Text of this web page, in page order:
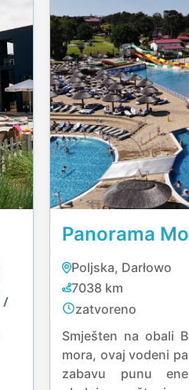
/
Panorama
Poljska, Darłowo
7038 km
zatvoreno
Smješten na obali
mora, ovaj vodeni
zabavu punu